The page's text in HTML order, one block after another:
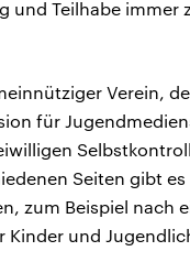
und Teilhabe immer
Verein,
für
Seiten gibt
zum Beispiel nach
Kinder und